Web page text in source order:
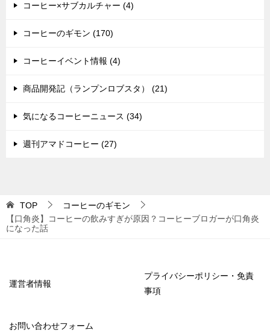
コーヒー×サブカルチャー (4)
コーヒーのギモン (170)
コーヒーイベント情報 (4)
商品開発記（ランプンロブスタ） (21)
気になるコーヒーニュース (34)
週刊アマドコーヒー (27)
TOP
コーヒーのギモン
【口角炎】コーヒーの飲みすぎが原因？コーヒーブロガーが口角炎
になった話
運営者情報
プライバシーポリシー・免責
事項
お問い合わせフォーム